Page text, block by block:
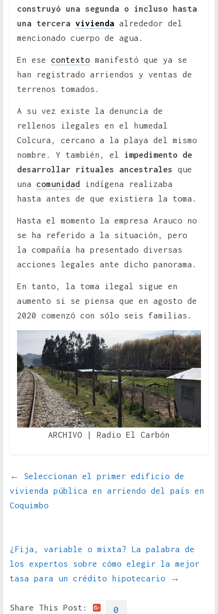
construyó una segunda o incluso hasta
una tercera vivienda alrededor del
mencionado cuerpo de agua.
En ese contextomanifestó que ya se
han registrado arriendos y ventas de
terrenos tomados.
A su vez existe la denuncia de
rellenos ilegales en el humedal
Colcura, cercano a la playa del mismo
nombre. Y también, el
impedimento de
desarrollar rituales ancestrales que
una comunidad
indígena realizaba
hasta antes de que existiera la toma.
Hasta el momento la empresa Arauco no
se ha referido a la situación, pero
la compañía ha presentado diversas
acciones legales ante dicho panorama.
En tanto, la toma ilegal sigue en
aumento si se piensa que en agosto de
2020 comenzó con sólo seis familias.
ARCHIVO | Radio El Carbón
←
Seleccionan el primer edificio de
vivienda pública en arriendo del país en
Coquimbo
¿Fija, variable o mixta? La palabra de
los expertos sobre cómo elegir la mejor
tasa para un crédito hipotecario
→
Share This Post: 0